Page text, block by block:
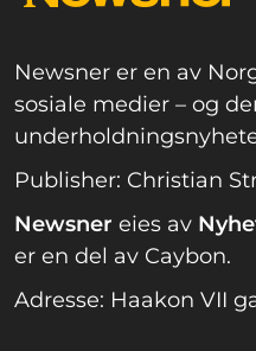
Newsner er en av
sosiale medier – og
Publisher: Christian
Newsner eies av
er en del av Caybon.
Adresse: Haakon VII